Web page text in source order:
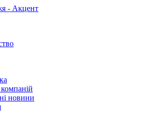
новини